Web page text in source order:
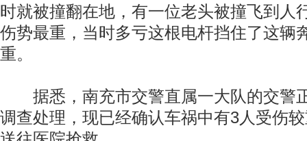
时就被撞翻在地，有一位老头被撞飞到人
伤势最重，当时多亏这根电杆挡住了这辆
重。
据悉，南充市交警直属一大队的交警
调查处理，现已经确认车祸中有3人受伤